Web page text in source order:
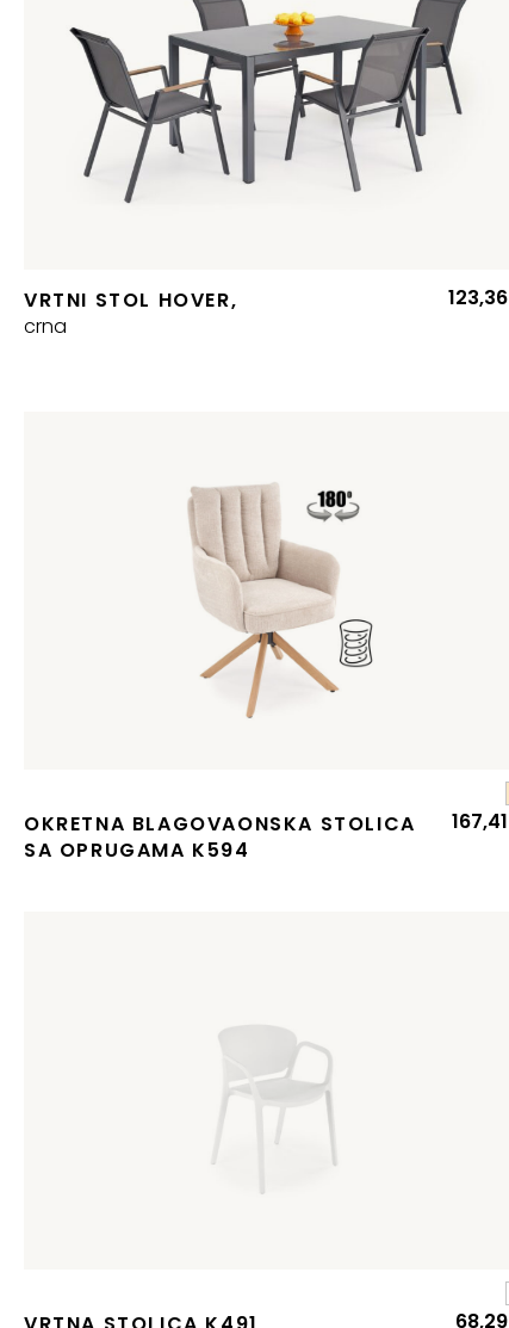
VRTNI STOL HOVER,
crna
123,36
OKRETNA BLAGOVAONSKA STOLICA
SA OPRUGAMA K594
167,41
68,29